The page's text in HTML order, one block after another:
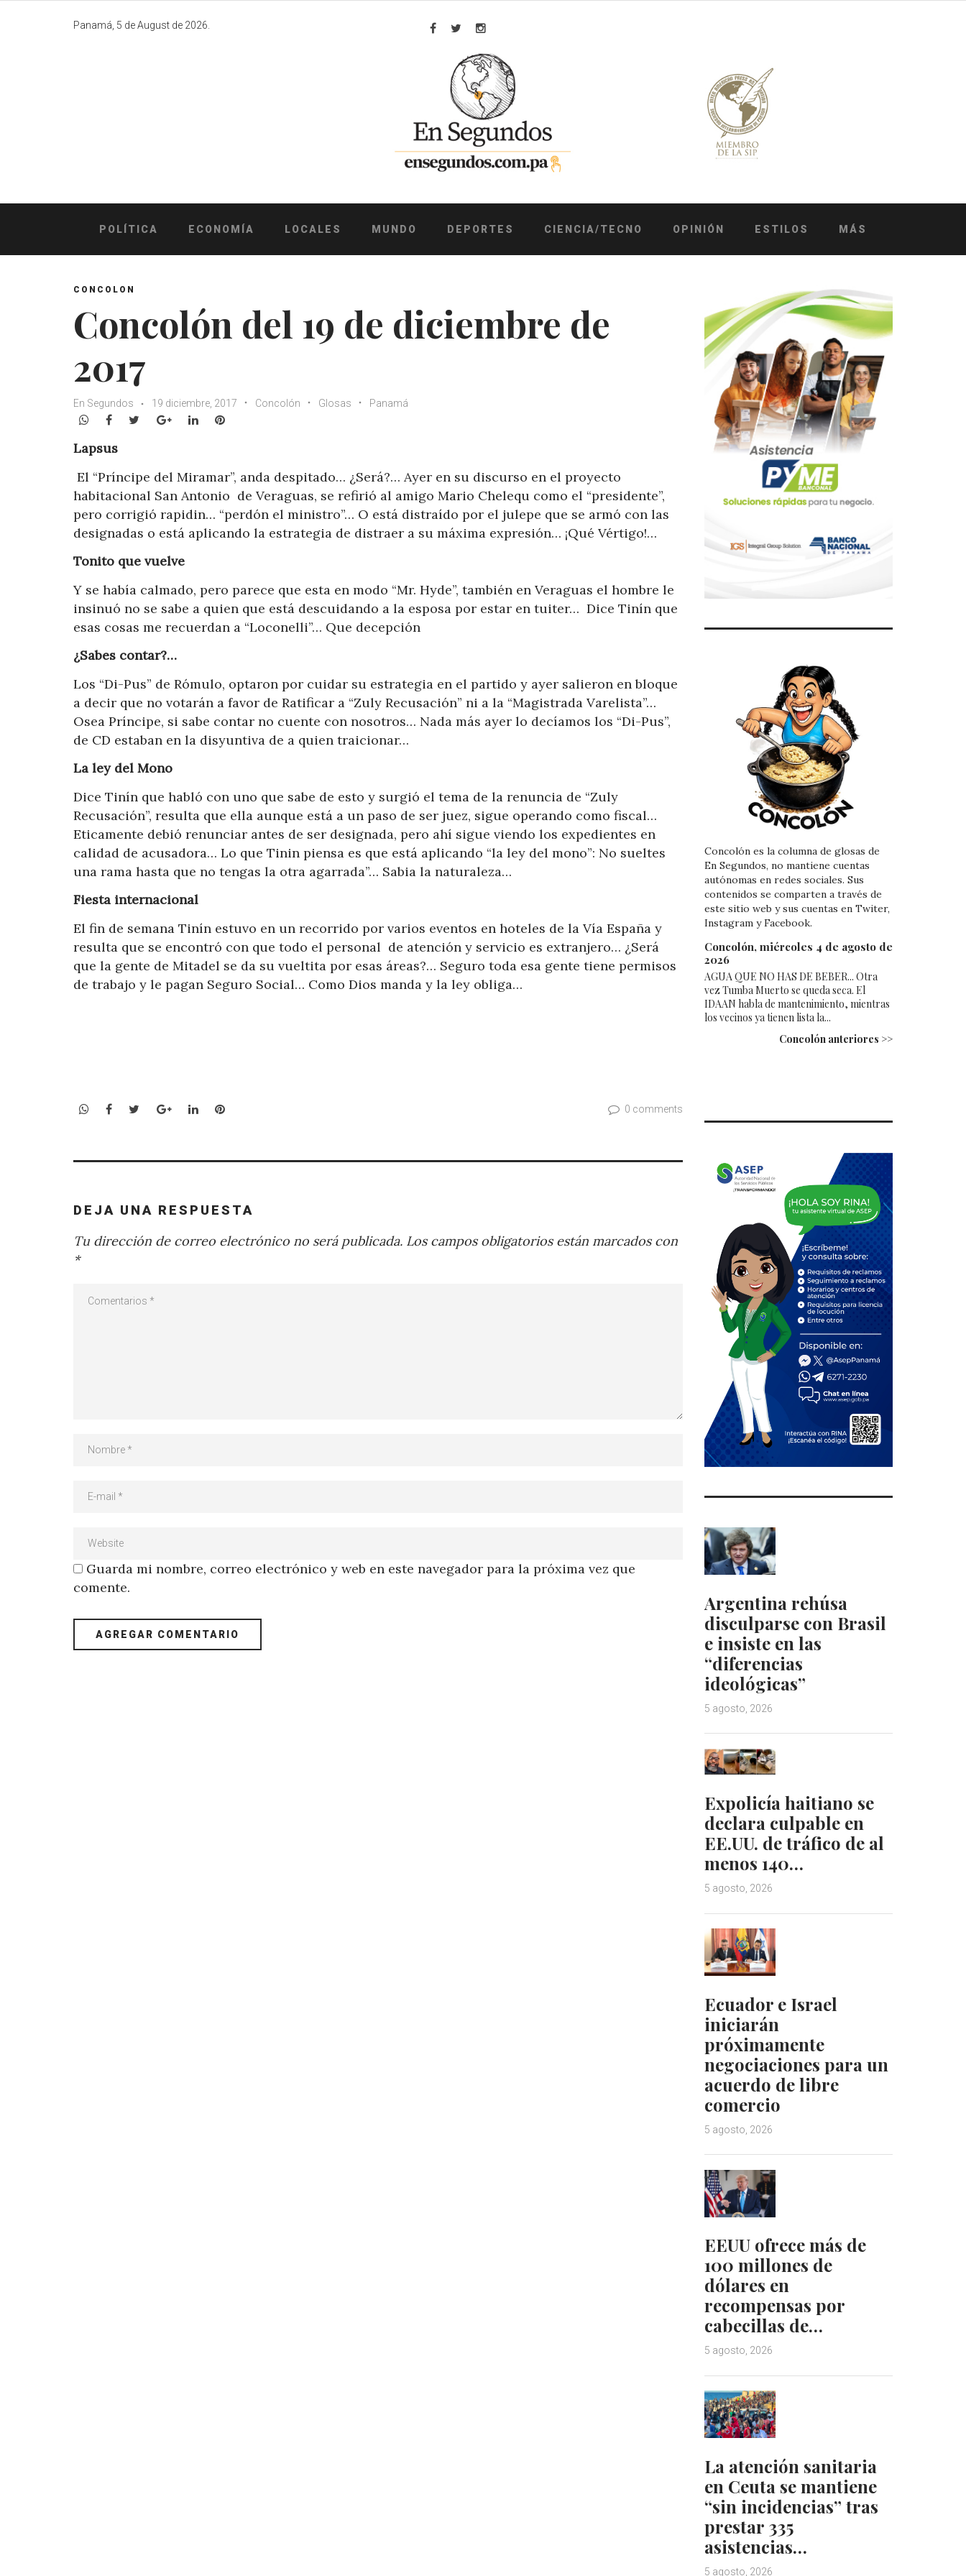
Panamá, 5 de August de 2026.
Facebook
TwitterInstagram
POLÍTICA ECONOMÍA LOCALES MUNDO DEPORTES CIENCIA/TECNO OPINIÓN ESTILOS MÁS
CONCOLON
Concolón del 19 de diciembre de
2017
En Segundos 19 diciembre, 2017 Concolón Glosas Panamá
WhatsApp
Facebook
TwitterGoogle+LinkedInPinterest
Lapsus
El “Príncipe del Miramar”, anda despitado… ¿Será?… Ayer en su discurso en el proyecto
habitacional San Antonio de Veraguas, se refirió al amigo Mario Chelequ como el “presidente”,
pero corrigió rapidin… “perdón el ministro”… O está distraído por el julepe que se armó con las
designadas o está aplicando la estrategia de distraer a su máxima expresión… ¡Qué Vértigo!…
Tonito que vuelve
Y se había calmado, pero parece que esta en modo “Mr. Hyde”, también en Veraguas el hombre le
insinuó no se sabe a quien que está descuidando a la esposa por estar en tuiter… Dice Tinín que
esas cosas me recuerdan a “Loconelli”… Que decepción
¿Sabes contar?…
Los “Di-Pus” de Rómulo, optaron por cuidar su estrategia en el partido y ayer salieron en bloque
a decir que no votarán a favor de Ratificar a “Zuly Recusación” ni a la “Magistrada Varelista”…
Osea Príncipe, si sabe contar no cuente con nosotros… Nada más ayer lo decíamos los “Di-Pus”,
de CD estaban en la disyuntiva de a quien traicionar…
La ley del Mono
Dice Tinín que habló con uno que sabe de esto y surgió el tema de la renuncia de “Zuly
Recusación”, resulta que ella aunque está a un paso de ser juez, sigue operando como fiscal…
Eticamente debió renunciar antes de ser designada, pero ahí sigue viendo los expedientes en
calidad de acusadora… Lo que Tinin piensa es que está aplicando “la ley del mono”: No sueltes
una rama hasta que no tengas la otra agarrada”… Sabia la naturaleza…
Fiesta internacional
El fin de semana Tinín estuvo en un recorrido por varios eventos en hoteles de la Vía España y
resulta que se encontró con que todo el personal de atención y servicio es extranjero… ¿Será
que la gente de Mitadel se da su vueltita por esas áreas?… Seguro toda esa gente tiene permisos
de trabajo y le pagan Seguro Social… Como Dios manda y la ley obliga…
WhatsApp
Facebook
TwitterGoogle+LinkedInPinterest 0 comments
DEJA UNA RESPUESTA
Tu dirección de correo electrónico no será publicada. Los campos obligatorios están marcados con
*
Guarda mi nombre, correo electrónico y web en este navegador para la próxima vez que
comente.
Concolón es la columna de glosas de
En Segundos, no mantiene cuentas
autónomas en redes sociales. Sus
contenidos se comparten a través de
este sitio web y sus cuentas en Twiter,
Instagram y Facebook.
Concolón, miércoles 4 de agosto de
2026
AGUA QUE NO HAS DE BEBER... Otra
vez Tumba Muerto se queda seca. El
IDAAN habla de mantenimiento, mientras
los vecinos ya tienen lista la...
Concolón anteriores >>
Argentina rehúsa
disculparse con Brasil
e insiste en las
“diferencias
ideológicas”
5 agosto, 2026
Expolicía haitiano se
declara culpable en
EE.UU. de tráfico de al
menos 140…
5 agosto, 2026
Ecuador e Israel
iniciarán
próximamente
negociaciones para un
acuerdo de libre
comercio
5 agosto, 2026
EEUU ofrece más de
100 millones de
dólares en
recompensas por
cabecillas de…
5 agosto, 2026
La atención sanitaria
en Ceuta se mantiene
“sin incidencias” tras
prestar 335
asistencias…
5 agosto, 2026